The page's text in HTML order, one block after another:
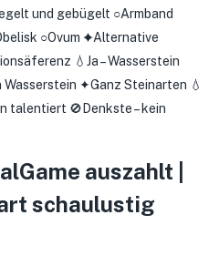
und gebügelt ○Armband
○Ovum ✦Alternative
💧Ja – Wasserstein
✦Ganz Steinarten 💧
talentiert 🚫Denkste – kein
auszahlt |
schaulustig